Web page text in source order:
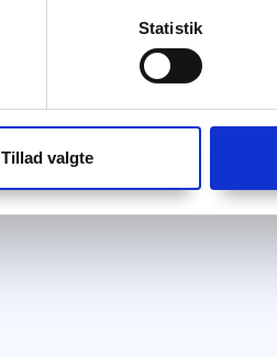
Statistik
Tillad valgte